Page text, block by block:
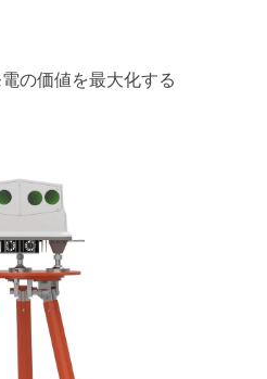
の価値を最大化する